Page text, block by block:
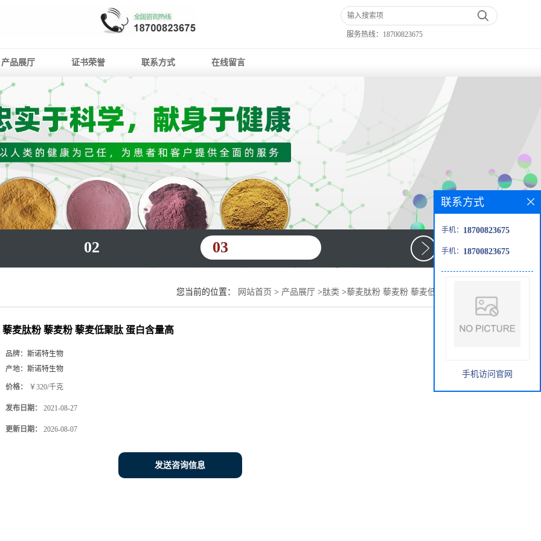
服务热线： 18700823675
产品展厅 证书荣誉 联系方式 在线留言
02 03
您当前的位置： 网站首页 > 产品展厅 >肽类 >藜麦肽粉 藜麦粉 藜麦低聚肽 蛋白含量高
藜麦肽粉 藜麦粉 藜麦低聚肽 蛋白含量高
品牌： 斯诺特生物
产地： 斯诺特生物
价格： ￥320/千克
发布日期： 2021-08-27
更新日期： 2026-08-07
发送咨询信息
联系方式
手机： 18700823675
手机： 18700823675
手机访问官网